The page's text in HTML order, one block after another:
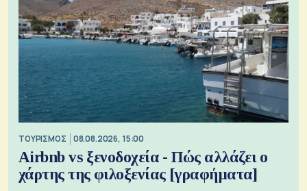
ΤΟΥΡΙΣΜΟΣ 08.08.2026, 15:00
Airbnb vs ξενοδοχεία - Πώς αλλάζει ο
χάρτης της φιλοξενίας [γραφήματα]